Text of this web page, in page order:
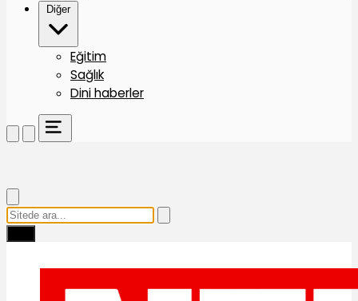
Diğer
Eğitim
Sağlık
Dini haberler